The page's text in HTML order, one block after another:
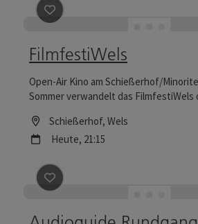
Beitrag merken
FilmfestiWels
Open-Air Kino am Schießerhof/
Sommer verwandelt das
unter freiem Himmel.
Alle Infos gibt es unter: https://
Location
Schießerhof, Wels
Nächster Termin
Heute, 21:15
Beitrag merken